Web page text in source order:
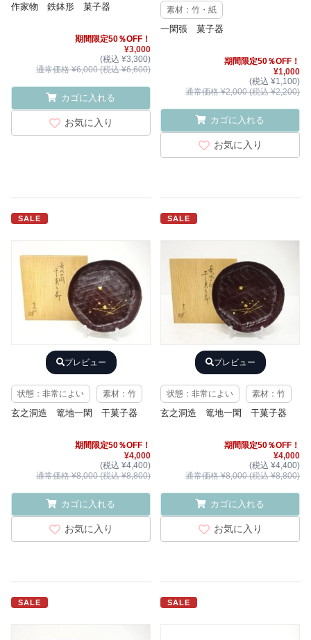
作家物 鉄鉢形 菓子器
期間限定50％OFF！
¥3,000
(税込 ¥3,300)
通常価格 ¥6,000 (税込 ¥6,600)
カゴに入れる
お気に入り
素材：竹・紙
一閑張 菓子器
期間限定50％OFF！
¥1,000
(税込 ¥1,100)
通常価格 ¥2,000 (税込 ¥2,200)
カゴに入れる
お気に入り
SALE
プレビュー
状態：非常によい 素材：竹
玄之洞造 篭地一閑 干菓子器
期間限定50％OFF！
¥4,000
(税込 ¥4,400)
通常価格 ¥8,000 (税込 ¥8,800)
カゴに入れる
お気に入り
SALE
プレビュー
状態：非常によい 素材：竹
玄之洞造 篭地一閑 干菓子器
期間限定50％OFF！
¥4,000
(税込 ¥4,400)
通常価格 ¥8,000 (税込 ¥8,800)
カゴに入れる
お気に入り
SALE SALE